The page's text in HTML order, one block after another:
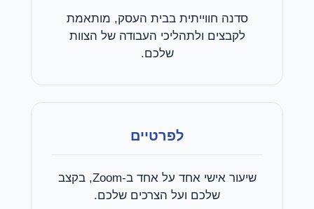
סדנה חווייתית בבית העסק, מותאמת
לקבצים ולתהליכי העבודה של הצוות
שלכם.
לפרטיים
שיעור אישי אחד על אחד ב-Zoom, בקצב
שלכם ועל הצרכים שלכם.